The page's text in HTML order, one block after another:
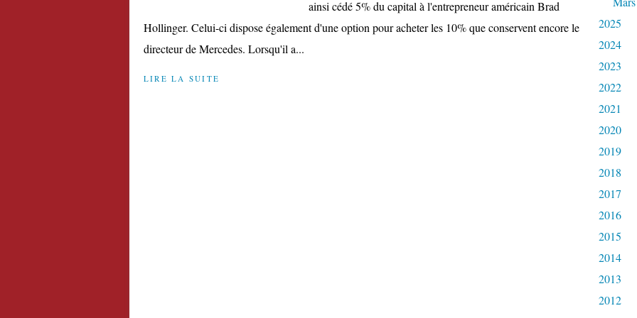
ainsi cédé 5% du capital à l'entrepreneur américain Brad
Hollinger. Celui-ci dispose également d'une option pour acheter les 10% que conservent encore le
directeur de Mercedes. Lorsqu'il a...
LIRE LA SUITE
2025
2024
2023
2022
2021
2020
2019
2018
2017
2016
2015
2014
2013
2012